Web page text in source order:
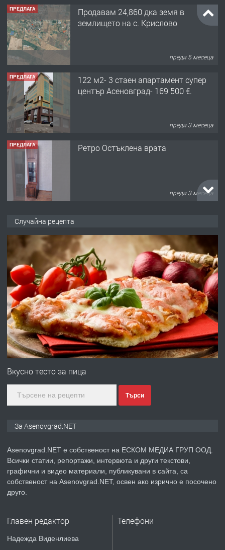
ПРЕДЛАГА
Продавам 24,860 дка земя в
землището на с. Крислово
преди 5 месеца
ПРЕДЛАГА
122 м2- 3 стаен апартамент супер
център Асеновград- 169 500 €.
преди 3 месеца
ПРЕДЛАГА Ретро Остъклена врата
преди 3 месеца
преди 10 месеца
ПРЕДЛАГА
Професионална броячна машина -
със сертификат от ЕЦБ
преди 1 година
ПРЕДЛАГА
Професионална зеленчукорезачка
преди 2 години
ПРЕДЛАГА
Давам индивидуалани уроци по
Случайна рецепта
Вкусно тесто за пица
Търси
За Asenovgrad.NET
Asenovgrad.NET е собственост на ЕСКОМ МЕДИА ГРУП ООД.
Всички статии, репортажи, интервюта и други текстови,
графични и видео материали, публикувани в сайта, са
собственост на Asenovgrad.NET, освен ако изрично е посочено
друго.
Главен редактор
Надежда Виденлиева
Телефони